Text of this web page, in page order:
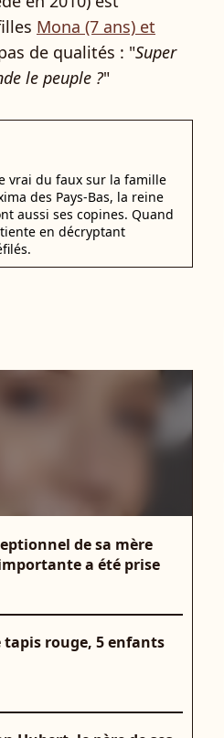
Mona (7 ans) et
de qualités : "Super
le peuple ?"
vrai du faux sur la famille
des Pays-Bas, la reine
aussi ses copines. Quand
en décryptant
de sa mère
a été prise
rouge, 5 enfants